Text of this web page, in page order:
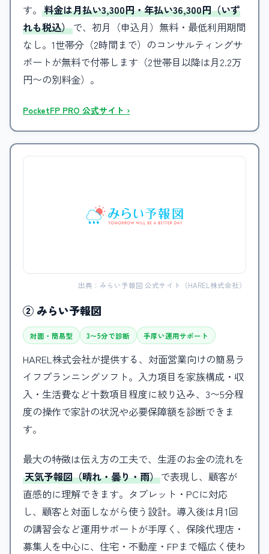
す。料金は月払い3,300円・年払い36,300円（いず
れも税込）で、初月（申込月）無料・最低利用期間
なし。1世帯分（2時間まで）のコンサルティングサ
ポートが無料で付帯します（2世帯目以降は月2.2万
円〜の別料金）。
PocketFP PRO 公式サイト ›
出典：みらい予報図 公式サイト（HAREL株式会社）
② みらい予報図
対面・簡易型 3〜5分で診断 手厚い運用サポート
HAREL株式会社が提供する、対面営業向けの簡易ラ
イフプランニングソフト。入力項目を家族構成・収
入・生活費など十数項目程度に絞り込み、3〜5分程
度の操作で家計の状況や必要保障額を診断できま
す。
最大の特徴は伝え方の工夫で、生涯のお金の流れを
天気予報図（晴れ・曇り・雨）で表現し、顧客が
直感的に理解できます。タブレット・PCに対応
し、顧客と対面しながら使う設計。導入後は月1回
の講習会など運用サポートが手厚く、保険代理店・
募集人を中心に、住宅・不動産・FPまで幅広く使わ